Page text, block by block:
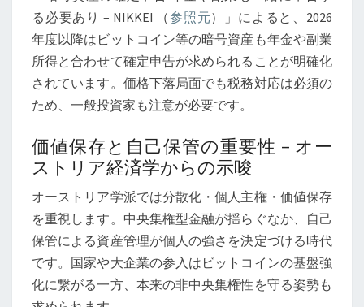
る必要あり – NIKKEI （参照元）」によると、2026
年度以降はビットコイン等の暗号資産も年金や副業
所得と合わせて確定申告が求められることが明確化
されています。価格下落局面でも税務対応は必須の
ため、一般投資家も注意が必要です。
価値保存と自己保管の重要性 – オー
ストリア経済学からの示唆
オーストリア学派では分散化・個人主権・価値保存
を重視します。中央集権型金融が揺らぐなか、自己
保管による資産管理が個人の強さを決定づける時代
です。国家や大企業の参入はビットコインの基盤強
化に繋がる一方、本来の非中央集権性を守る姿勢も